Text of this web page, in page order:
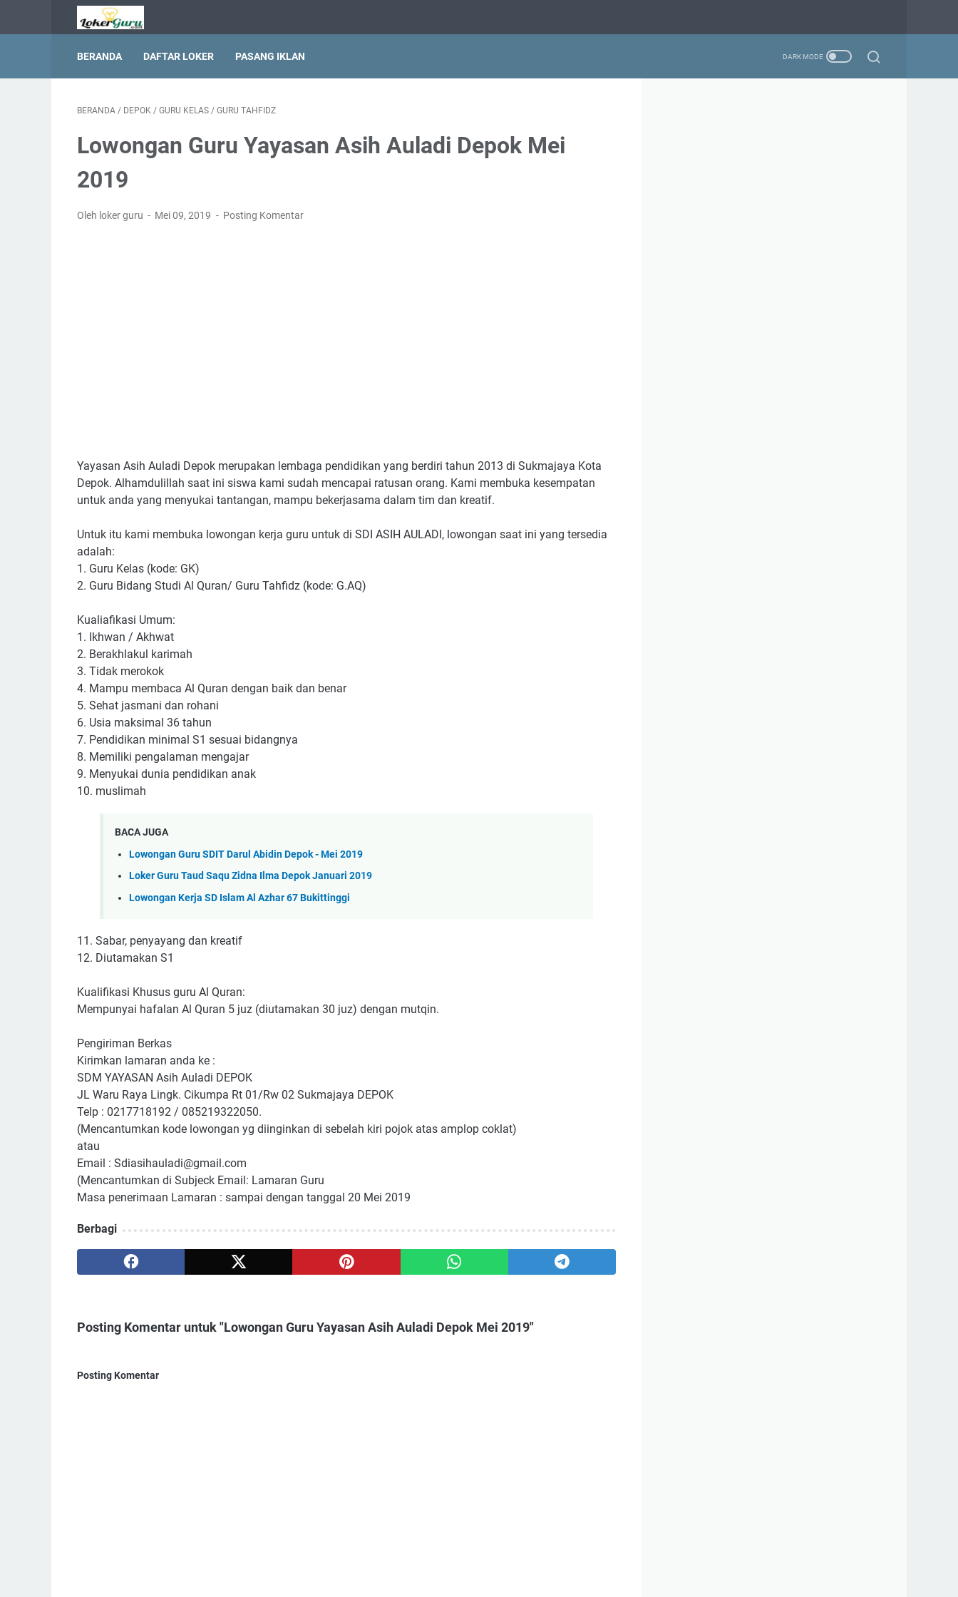
BERANDA DAFTAR LOKER PASANG IKLAN
BERANDA / DEPOK / GURU KELAS / GURU TAHFIDZ
Lowongan Guru Yayasan Asih Auladi Depok Mei
2019
Oleh loker guru Mei 09, 2019 Posting Komentar
Yayasan Asih Auladi Depok merupakan lembaga pendidikan yang berdiri tahun 2013 di Sukmajaya Kota
Depok. Alhamdulillah saat ini siswa kami sudah mencapai ratusan orang. Kami membuka kesempatan
untuk anda yang menyukai tantangan, mampu bekerjasama dalam tim dan kreatif.
Untuk itu kami membuka lowongan kerja guru untuk di SDI ASIH AULADI, lowongan saat ini yang tersedia
adalah:
1. Guru Kelas (kode: GK)
2. Guru Bidang Studi Al Quran/ Guru Tahfidz (kode: G.AQ)
Kualiafikasi Umum:
1. Ikhwan / Akhwat
2. Berakhlakul karimah
3. Tidak merokok
4. Mampu membaca Al Quran dengan baik dan benar
5. Sehat jasmani dan rohani
6. Usia maksimal 36 tahun
7. Pendidikan minimal S1 sesuai bidangnya
8. Memiliki pengalaman mengajar
9. Menyukai dunia pendidikan anak
10. muslimah
BACA JUGA
Lowongan Guru SDIT Darul Abidin Depok - Mei 2019
Loker Guru Taud Saqu Zidna Ilma Depok Januari 2019
Lowongan Kerja SD Islam Al Azhar 67 Bukittinggi
11. Sabar, penyayang dan kreatif
12. Diutamakan S1
Kualifikasi Khusus guru Al Quran:
Mempunyai hafalan Al Quran 5 juz (diutamakan 30 juz) dengan mutqin.
Pengiriman Berkas
Kirimkan lamaran anda ke :
SDM YAYASAN Asih Auladi DEPOK
JL Waru Raya Lingk. Cikumpa Rt 01/Rw 02 Sukmajaya DEPOK
Telp : 0217718192 / 085219322050.
(Mencantumkan kode lowongan yg diinginkan di sebelah kiri pojok atas amplop coklat)
atau
Email : Sdiasihauladi@gmail.com
(Mencantumkan di Subjeck Email: Lamaran Guru
Masa penerimaan Lamaran : sampai dengan tanggal 20 Mei 2019
Berbagi
Posting Komentar untuk "Lowongan Guru Yayasan Asih Auladi Depok Mei 2019"
Posting Komentar